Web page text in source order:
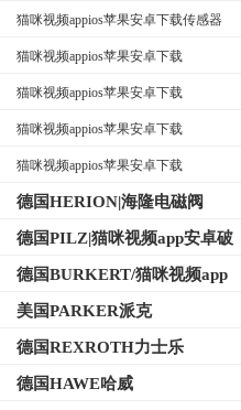
AVENTICS换向阀
猫咪视频appios苹果安卓下载传感器
猫咪视频appios苹果安卓下载
AVENTICS电磁阀
猫咪视频appios苹果安卓下载
AVENTICS气缸
猫咪视频appios苹果安卓下载
AVENTICS接头
猫咪视频appios苹果安卓下载
AVENTICS气动元件
德国HERION|海隆电磁阀
德国PILZ|猫咪视频app安卓破
解版继电器
德国BURKERT/猫咪视频app
免费下载电磁阀
美国PARKER派克
德国REXROTH力士乐
德国HAWE哈威